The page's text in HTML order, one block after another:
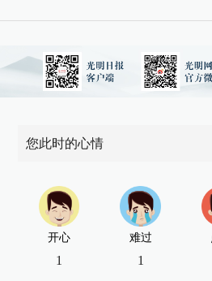
您此时的心情
开心
1
难过
1